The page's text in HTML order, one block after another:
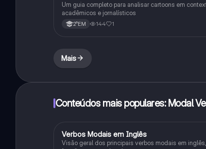
Um guia completo para analisar cartoons em
acadêmicos e jornalísticos
2°EM 144 1
Mais
Conteúdos mais populares: Modal
Inglês
Verbos Modais em Inglês
Visão geral dos principais verbos modais em